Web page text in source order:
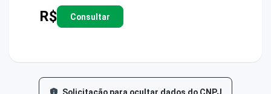
R$ Consultar